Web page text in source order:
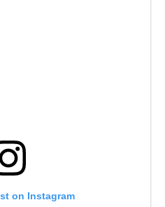
on Instagram